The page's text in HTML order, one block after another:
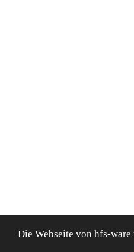
Die Webseite von hfs-